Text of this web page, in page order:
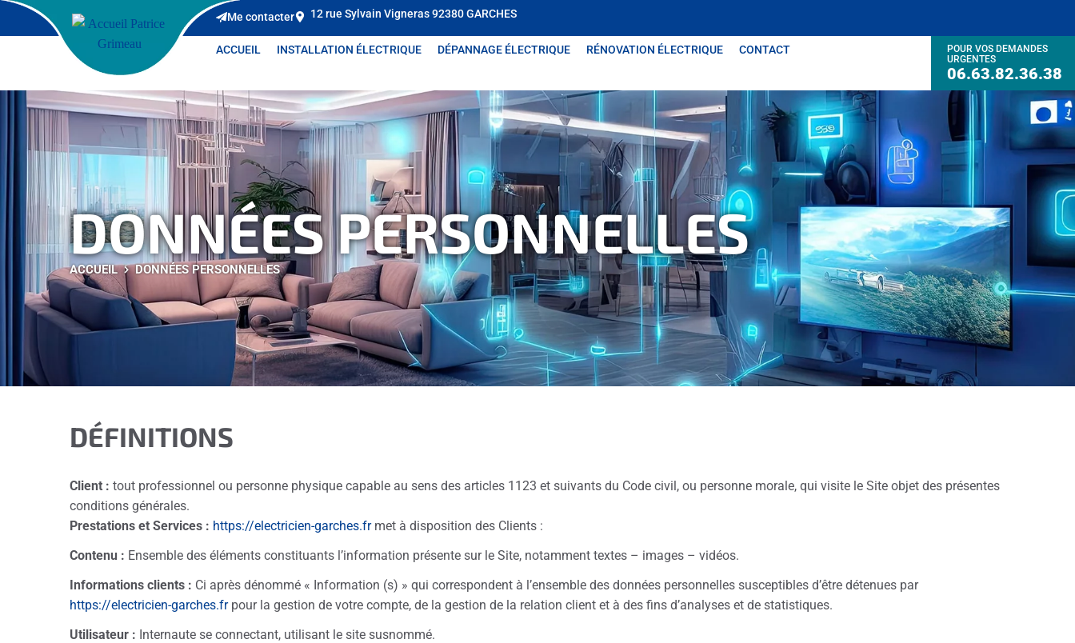
Me contacter 12 rue Sylvain Vigneras92380 GARCHES
ACCUEIL INSTALLATION ÉLECTRIQUE DÉPANNAGE ÉLECTRIQUE RÉNOVATION ÉLECTRIQUE CONTACT
POUR VOS DEMANDES
URGENTES
06.63.82.36.38
DONNÉES PERSONNELLES
ACCUEIL DONNÉES PERSONNELLES
DÉFINITIONS
Client : tout professionnel ou personne physique capable au sens des articles 1123 et suivants du Code civil, ou personne morale, qui visite le Site objet des présentes
conditions générales.
Prestations et Services : https://electricien-garches.frmet à disposition des Clients :
Contenu : Ensemble des éléments constituants l’information présente sur le Site, notamment textes – images – vidéos.
Informations clients : Ci après dénommé « Information (s) » qui correspondent à l’ensemble des données personnelles susceptibles d’être détenues par
https://electricien-garches.frpour la gestion de votre compte, de la gestion de la relation client et à des fins d’analyses et de statistiques.
Utilisateur : Internaute se connectant, utilisant le site susnommé.
Panneau de gestion des cookies